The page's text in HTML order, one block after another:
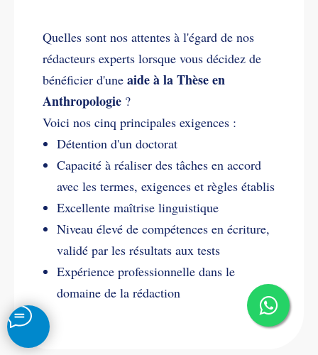
Quelles sont nos attentes à l'égard de nos
rédacteurs experts lorsque vous décidez de
bénéficier d'une aide à la Thèse en
Anthropologie ?
Voici nos cinq principales exigences :
Détention d'un doctorat
Capacité à réaliser des tâches en accord
avec les termes, exigences et règles établis
Excellente maîtrise linguistique
Niveau élevé de compétences en écriture,
validé par les résultats aux tests
Expérience professionnelle dans le
domaine de la rédaction